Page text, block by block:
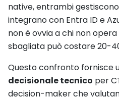
native, entrambi
integrano con Entra ID e
non è ovvia a chi non
sbagliata può costare 20-
Questo confronto fornisce
decisionale tecnico per
decision-maker che